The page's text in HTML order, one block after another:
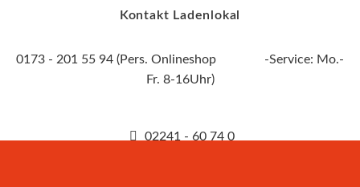
Kontakt Ladenlokal
0173 - 201 55 94 (Pers. Onlineshop -Service: Mo.-
Fr. 8-16Uhr)
02241 - 60 74 0